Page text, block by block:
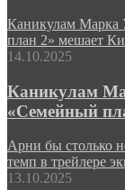
Каникулам Марка
план 2» мешает
14.10.2025
Каникулам
«Семейный
Арни бы столько
темп в трейлере
13.10.2025